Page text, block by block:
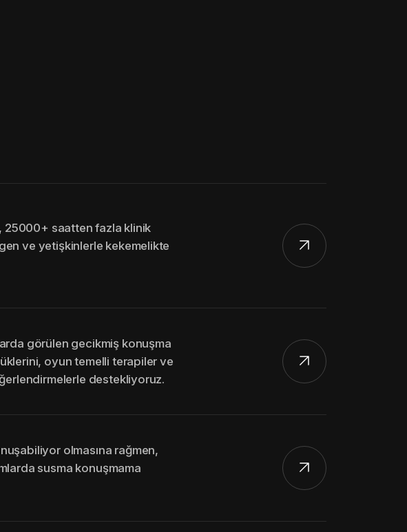
25000+ saatten fazla klinik
ve yetişkinlerle kekemelikte
görülen gecikmiş konuşma
oyun temelli terapiler ve
destekliyoruz.
olmasına rağmen,
susma konuşmama